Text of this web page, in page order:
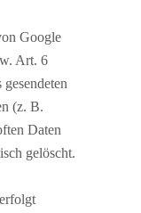
Google
Art. 6
(z. B.
Daten
gelöscht.